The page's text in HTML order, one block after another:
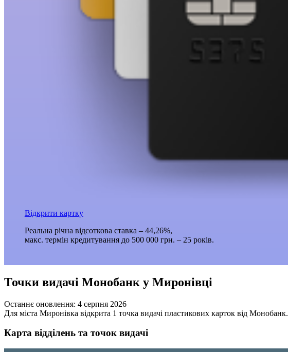
Відкрити картку
Реальна річна відсоткова ставка – 44,26%,
макс. термін кредитування до 500 000 грн. – 25 років.
Точки видачі Монобанк у Миронівці
Останнє оновлення: 4 серпня 2026
Для міста Миронівка відкрита 1 точка видачі пластикових карток від Монобанк.
Карта відділень та точок видачі